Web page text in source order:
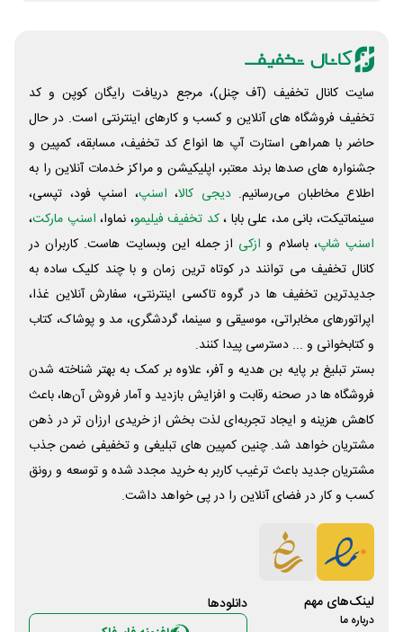
سایت کانال تخفیف (آف چنل)، مرجع دریافت رایگان کوپن و کد
تخفیف فروشگاه های آنلاین و کسب و‌ کارهای اینترنتی است. در حال
حاضر با همراهی استارت آپ ها انواع کد تخفیف، مسابقه، کمپین و
جشنواره های صدها برند معتبر، اپلیکیشن و مراکز خدمات آنلاین را به
اطلاع مخاطبان می‌رسانیم. دیجی کالا، اسنپ، اسنپ فود، تپسی،
سینماتیکت، بانی مد، علی‌ بابا ،کد تخفیف فیلیمو، نماوا، اسنپ مارکت،
اسنپ شاپ، باسلام و ازکی از جمله این وبسایت ‌هاست. کاربران در
کانال تخفیف می توانند در کوتاه ترین زمان و با چند کلیک ساده به
جدیدترین تخفیف ها در گروه تاکسی اینترنتی، سفارش آنلاین غذا،
اپراتورهای مخابراتی، موسیقی و سینما، گردشگری، مد و پوشاک، کتاب
و کتابخوانی و ... دسترسی پیدا کنند.
بستر تبلیغ بر پایه بن هدیه و آفر، علاوه بر کمک به بهتر شناخته شدن
فروشگاه ها در صحنه رقابت و افزایش بازدید و آمار فروش آن‌ها، باعث
کاهش هزینه و ایجاد تجربه‌ای لذت بخش از خریدی ارزان تر در ذهن
مشتریان خواهد شد. چنین کمپین های تبلیغی و تخفیفی ضمن جذب
مشتریان جدید باعث ترغیب کاربر به خرید مجدد شده و توسعه و رونق
کسب و کار در فضای آنلاین را در پی خواهد داشت.
لینک‌های مهم
درباره ما
دانلود‌ها